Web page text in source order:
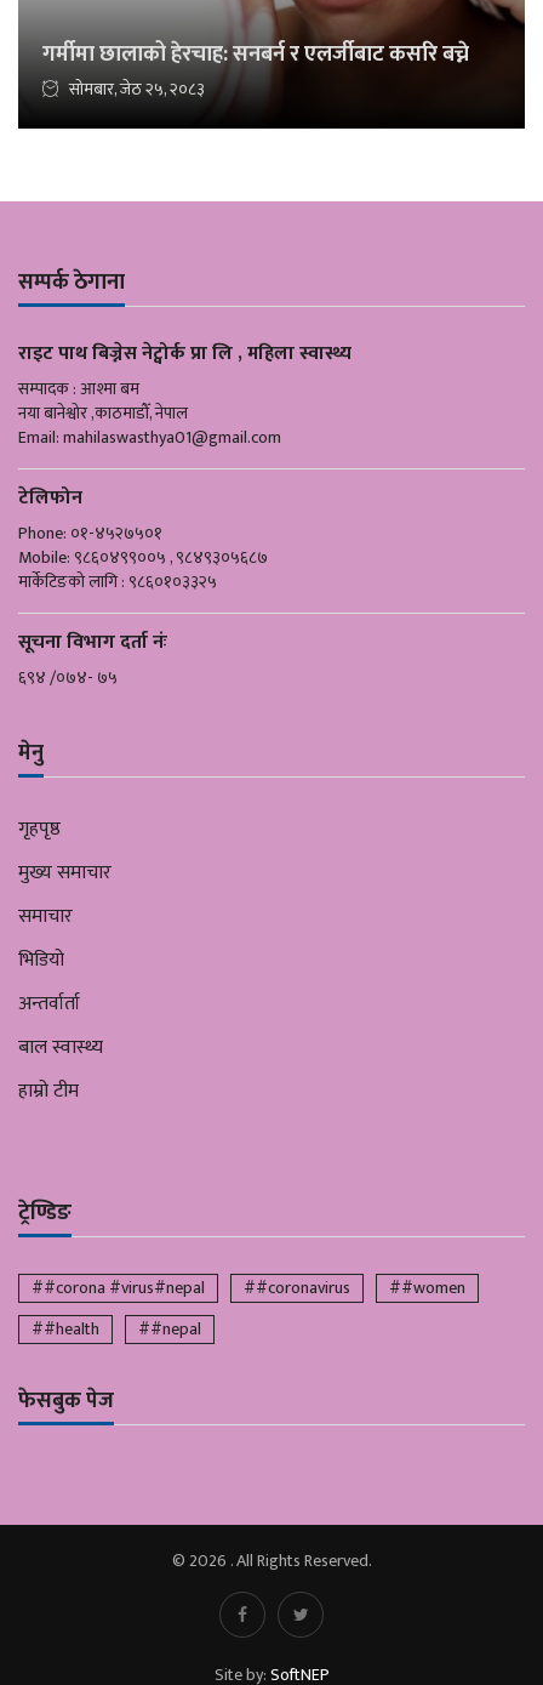
गर्मीमा छालाको हेरचाह: सनबर्न र एलर्जीबाट कसरि बच्ने
सोमबार, जेठ २५, २०८३
सम्पर्क ठेगाना
राइट पाथ बिज्नेस नेट्वोर्क प्रा लि , महिला स्वास्थ्य
सम्पादक : आश्मा बम
नया बानेश्वोर ,काठमाडौँ, नेपाल
Email:mahilaswasthya01@gmail.com
टेलिफोन
Phone: ०१-४५२७५०१
Mobile: ९८६०४९९००५ , ९८४९३०५६८७
मार्केटिङको लागि : ९८६०१०३३२५
सूचना विभाग दर्ता नंः
६९४ /०७४- ७५
मेनु
गृहपृष्ठ
मुख्य समाचार
समाचार
भिडियो
अन्तर्वार्ता
बाल स्वास्थ्य
हाम्रो टीम
ट्रेण्डिङ
##corona #virus#nepal ##coronavirus
##women
##health
##nepal
फेसबुक पेज
© 2026 . All Rights Reserved.
Site by:SoftNEP